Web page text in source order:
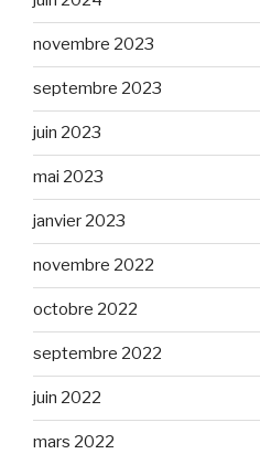
novembre 2023
septembre 2023
juin 2023
mai 2023
janvier 2023
novembre 2022
octobre 2022
septembre 2022
juin 2022
mars 2022